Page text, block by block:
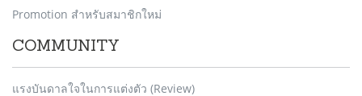
Promotion สำหรับสมาชิกใหม่
COMMUNITY
แรงบันดาลใจในการแต่งตัว (Review)